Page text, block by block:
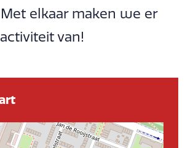
elkaar maken we er
van!